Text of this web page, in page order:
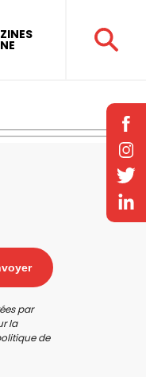
par
la
de